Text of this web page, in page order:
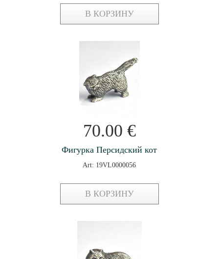
В КОРЗИНУ
70.00 €
Фигурка Персидский кот
Art: 19VL0000056
В КОРЗИНУ